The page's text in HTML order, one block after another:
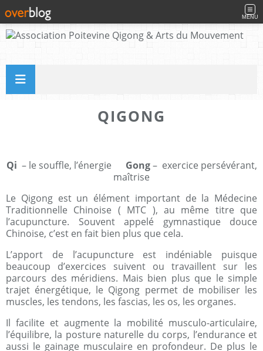
MENU
QIGONG
Qi – le souffle, l’énergie Gong– exercice persévérant,
maîtrise
Le Qigong est un élément important de la Médecine
Traditionnelle Chinoise ( MTC ), au même titre que
l’acupuncture. Souvent appelé gymnastique douce
Chinoise, c’est en fait bien plus que cela.
L’apport de l’acupuncture est indéniable puisque
beaucoup d’exercices suivent ou travaillent sur les
parcours des méridiens. Mais bien plus que le simple
trajet énergétique, le Qigong permet de mobiliser les
muscles, les tendons, les fascias, les os, les organes.
Il facilite et augmente la mobilité musculo-articulaire,
l’équilibre, la posture naturelle du corps, l’endurance et
aussi le gainage musculaire en profondeur. De plus le